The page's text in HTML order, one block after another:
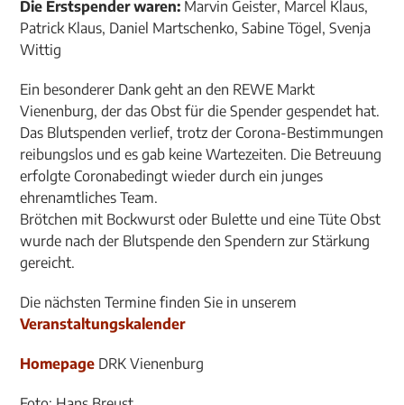
Die Erstspender waren: Marvin Geister, Marcel Klaus,
Patrick Klaus, Daniel Martschenko, Sabine Tögel, Svenja
Wittig
Ein besonderer Dank geht an den REWE Markt
Vienenburg, der das Obst für die Spender gespendet hat.
Das Blutspenden verlief, trotz der Corona-Bestimmungen
reibungslos und es gab keine Wartezeiten. Die Betreuung
erfolgte Coronabedingt wieder durch ein junges
ehrenamtliches Team.
Brötchen mit Bockwurst oder Bulette und eine Tüte Obst
wurde nach der Blutspende den Spendern zur Stärkung
gereicht.
Die nächsten Termine finden Sie in unserem
Veranstaltungskalender
Homepage DRK Vienenburg